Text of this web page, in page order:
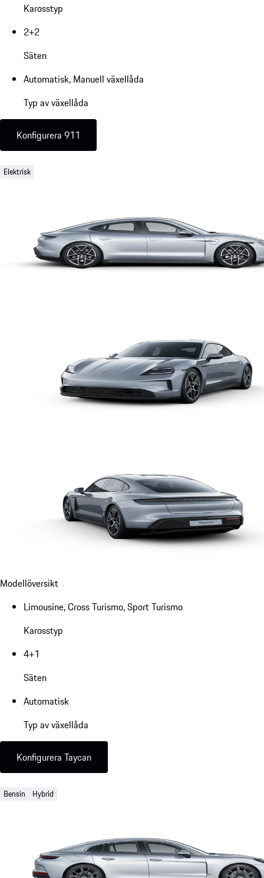
Karosstyp
2+2
Säten
Automatisk, Manuell växellåda
Typ av växellåda
Konfigurera 911
Elektrisk
Modellöversikt
Limousine, Cross Turismo, Sport Turismo
Karosstyp
4+1
Säten
Automatisk
Typ av växellåda
Konfigurera Taycan
Bensin Hybrid